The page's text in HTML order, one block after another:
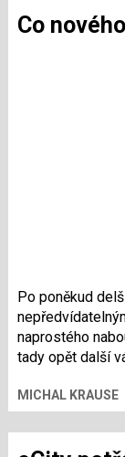
Co
Po poněkud
naprostého
tady opět další
MICHAL KRAUSE